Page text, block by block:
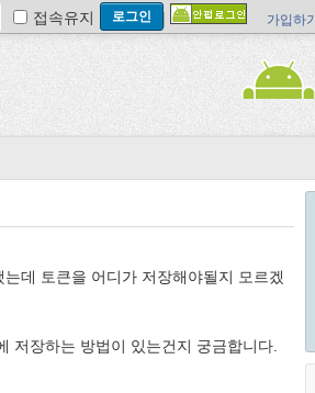
접속유지 가입하기
데 토큰을 어디가 저장해야될지 모르겠
저장하는 방법이 있는건지 궁금합니다.